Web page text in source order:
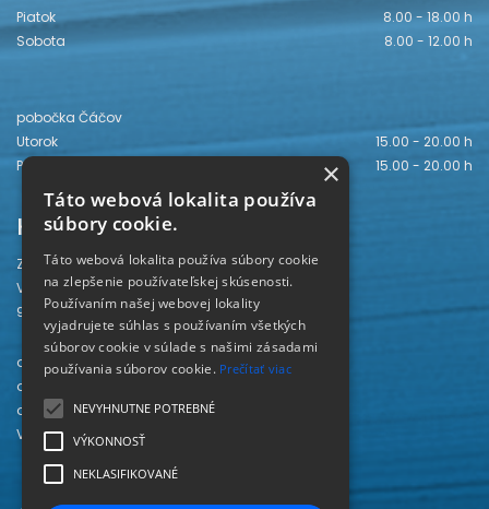
Piatok
8.00 - 18.00 h
Sobota
8.00 - 12.00 h
pobočka Čáčov
Utorok
15.00 - 20.00 h
Piatok
15.00 - 20.00 h
Kontakt
Záhorská knižnica
Vajanského 28
905 01 Senica
odd. beletrie 034/654 3780
odd. odbornej literatúry 034/651 2710
odd. pre deti a mládež 034/654 6519
Viac kontaktov nájdete
×
Táto webová lokalita používa
súbory cookie.
Táto webová lokalita používa súbory cookie
na zlepšenie používateľskej skúsenosti.
Používaním našej webovej lokality
vyjadrujete súhlas s používaním všetkých
súborov cookie v súlade s našimi zásadami
používania súborov cookie. Prečítať viac
NEVYHNUTNE POTREBNÉ
VÝKONNOSŤ
NEKLASIFIKOVANÉ